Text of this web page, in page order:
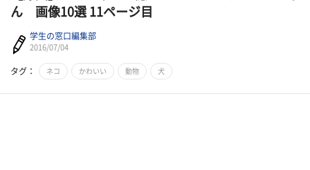
ん 画像10選 11ページ目
学生の窓口編集部
2016/07/04
タグ： ネコ かわいい 動物 犬